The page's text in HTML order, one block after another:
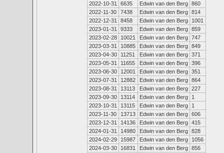
2022-10-31
6635 Edwin van den Berg 860
2022-11-30
7438 Edwin van den Berg 814
2022-12-31
8458 Edwin van den Berg
1001
2023-01-31
9333 Edwin van den Berg 859
2023-02-28
10021 Edwin van den Berg 747
2023-03-31
10885 Edwin van den Berg 849
2023-04-30
11251 Edwin van den Berg 371
2023-05-31
11655 Edwin van den Berg 396
2023-06-30
12001 Edwin van den Berg 351
2023-07-31
12882 Edwin van den Berg 864
2023-08-31
13113 Edwin van den Berg 227
2023-09-30
13114 Edwin van den Berg
1
2023-10-31
13115 Edwin van den Berg
1
2023-11-30
13713 Edwin van den Berg 606
2023-12-31
14136 Edwin van den Berg 415
2024-01-31
14980 Edwin van den Berg 828
2024-02-29
15987 Edwin van den Berg
1056
2024-03-30
16831 Edwin van den Berg 856